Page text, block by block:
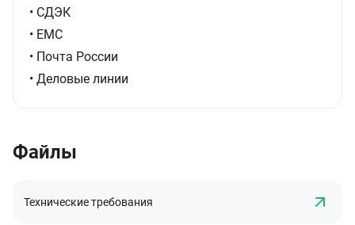
• СДЭК
• ЕМС
• Почта России
• Деловые линии
Файлы
Технические требования